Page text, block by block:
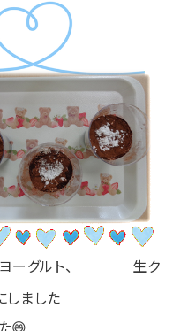
ーにヨーグルト、 生ク
しました
😄